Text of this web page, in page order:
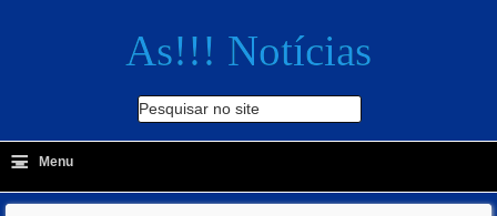
As!!! Notícias
Pesquisar no site
-
≡ Menu